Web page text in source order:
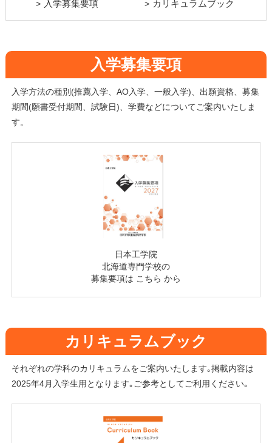
入学募集要項 カリキュラムブック
入学募集要項
入学方法の種別(推薦入学、AO入学、一般入学)、出願資格、募集
期間(願書受付期間、試験日)、学費などについてご案内いたしま
す。
日本工学院
北海道専門学校の
募集要項は こちら から
カリキュラムブック
それぞれの学科のカリキュラムをご案内いたします｡掲載内容は
2025年4月入学生用となります｡ご参考としてご利用ください｡